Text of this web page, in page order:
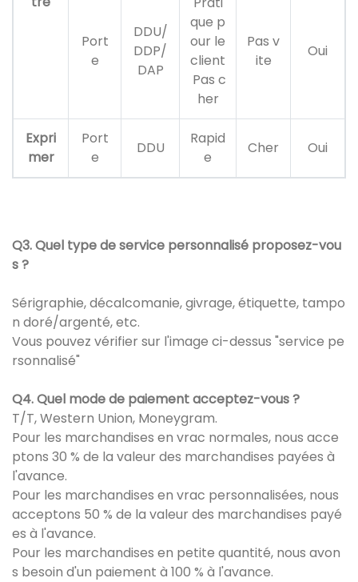
Port
e
DDU/
DDP/
DAP
que p
our le
client
Pas c
her
Pas v
ite
Oui
Expri
mer
Port
e
DDU
Rapid
e
Cher Oui
Q3. Quel type de service personnalisé proposez-vou
s ?
Sérigraphie, décalcomanie, givrage, étiquette, tampo
n doré/argenté, etc.
Vous pouvez vérifier sur l'image ci-dessus "service pe
rsonnalisé"
Q4. Quel mode de paiement acceptez-vous ?
T/T, Western Union, Moneygram.
Pour les marchandises en vrac normales, nous acce
ptons 30 % de la valeur des marchandises payées à
l'avance.
Pour les marchandises en vrac personnalisées, nous
acceptons 50 % de la valeur des marchandises payé
es à l'avance.
Pour les marchandises en petite quantité, nous avon
s besoin d'un paiement à 100 % à l'avance.